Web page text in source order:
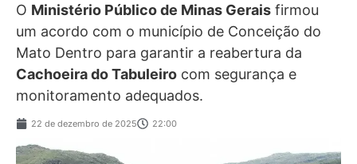
O Ministério Público de Minas Gerais firmou
um acordo com o município de Conceição do
Mato Dentro para garantir a reabertura da
Cachoeira do Tabuleiro com segurança e
monitoramento adequados.
22 de dezembro de 2025 22:00